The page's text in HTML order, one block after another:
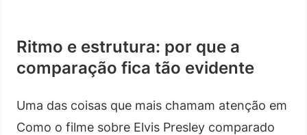
Ritmo e estrutura: por que a
comparação fica tão evidente
Uma das coisas que mais chamam atenção em
Como o filme sobre Elvis Presley comparado